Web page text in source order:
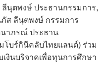
นุตพงษ์ ประธานกรรมการ,
ส ลีนุตพงษ์ กรรมการ
าภรณ์ ประธาน
มโบร์กินีคลับไทยแลนด์) ร่วม
งินบริจาคเพื่อทุนการศึกษา